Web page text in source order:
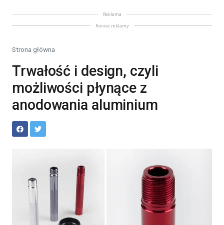
Reklama
Koniec reklamy
Strona główna
Trwałość i design, czyli
możliwości płynące z
anodowania aluminium